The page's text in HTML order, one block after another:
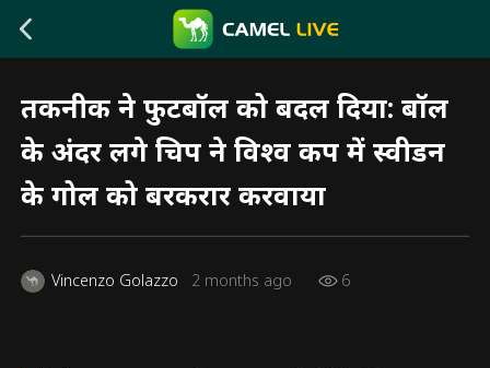
तकनीक ने फुटबॉल को बदल दिया: बॉल
के अंदर लगे चिप ने विश्व कप में स्वीडन
के गोल को बरकरार करवाया
Vincenzo Golazzo 2 months ago 6